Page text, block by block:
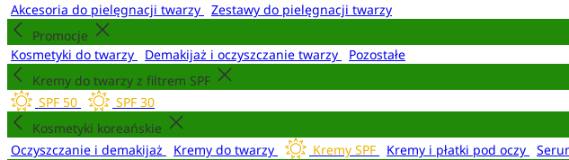
Akcesoria do pielęgnacji twarzy
Zestawy do pielęgnacji twarzy
Promocje
Kosmetyki do twarzy
Demakijaż i oczyszczanie twarzy
Pozostałe
Kremy do twarzy z filtrem SPF
SPF 50
SPF 30
Kosmetyki koreańskie
Oczyszczanie i demakijaż
Kremy do twarzy Kremy SPF Kremy i płatki pod oczy